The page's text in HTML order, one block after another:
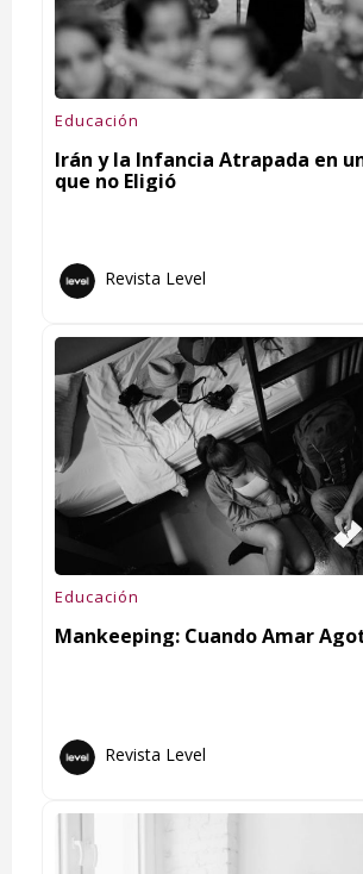
Educación
Irán y la Infancia Atrapada en
que no Eligió
Revista Level
Educación
Mankeeping: Cuando Amar
Revista Level